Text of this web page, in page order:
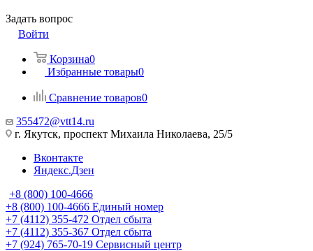
Задать вопрос
Войти
Корзина0
Избранные товары0
Сравнение товаров0
355472@vtt14.ru
г. Якутск, проспект Михаила Николаева, 25/5
Вконтакте
Яндекс.Дзен
+8 (800) 100-4666
+8 (800) 100-4666 Единый номер
+7 (4112) 355-472 Отдел сбыта
+7 (4112) 355-367 Отдел сбыта
+7 (924) 765-70-19 Сервисный центр